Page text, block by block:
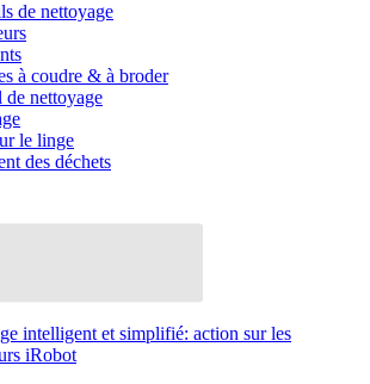
de nettoyage
à coudre & à broder
de nettoyage
le linge
des déchets
intelligent et simplifié: action sur les
iRobot